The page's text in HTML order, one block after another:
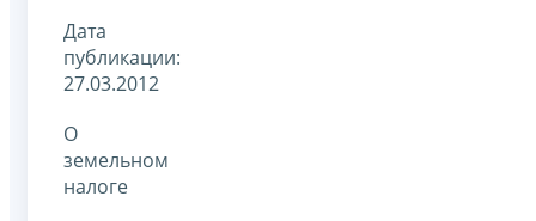
Дата
публикации:
27.03.2012
О
земельном
налоге